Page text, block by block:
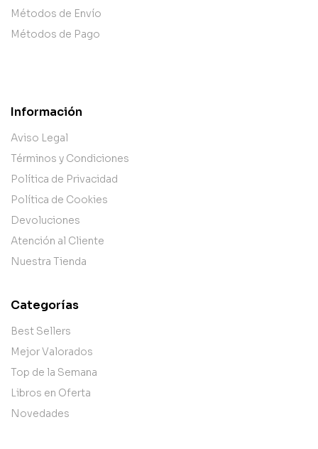
Métodos de Envío
Métodos de Pago
Información
Aviso Legal
Términos y Condiciones
Política de Privacidad
Política de Cookies
Devoluciones
Atención al Cliente
Nuestra Tienda
Categorías
Best Sellers
Mejor Valorados
Top de la Semana
Libros en Oferta
Novedades